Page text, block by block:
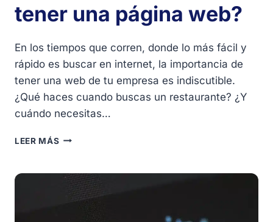
tener una página web?
En los tiempos que corren, donde lo más fácil y
rápido es buscar en internet, la importancia de
tener una web de tu empresa es indiscutible.
¿Qué haces cuando buscas un restaurante? ¿Y
cuándo necesitas…
LEER MÁS¿POR
IMPORTANTE
TENER
UNA